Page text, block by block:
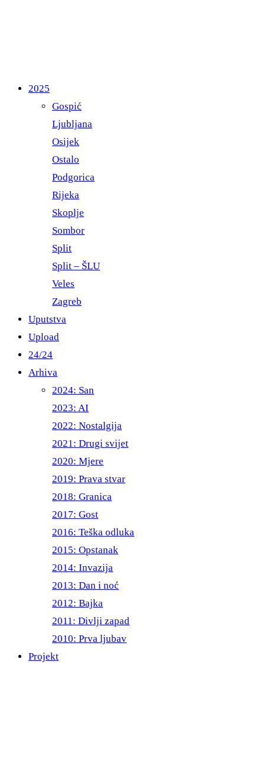
2025
Gospić
Ljubljana
Osijek
Ostalo
Podgorica
Rijeka
Skoplje
Sombor
Split
Split – ŠLU
Veles
Zagreb
Uputstva
Upload
24/24
Arhiva
2024: San
2023: AI
2022: Nostalgija
2021: Drugi svijet
2020: Mjere
2019: Prava stvar
2018: Granica
2017: Gost
2016: Teška odluka
2015: Opstanak
2014: Invazija
2013: Dan i noć
2012: Bajka
2011: Divlji zapad
2010: Prva ljubav
Projekt